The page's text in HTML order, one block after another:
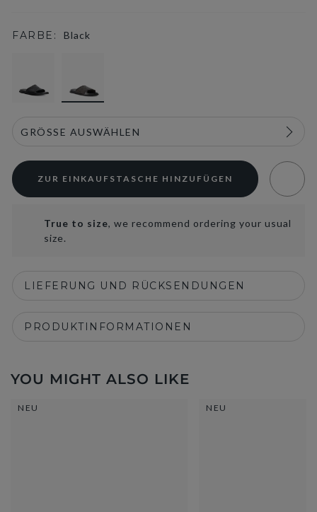
FARBE: Black
ZUR EINKAUFSTASCHE HINZUFÜGEN
True to size, we recommend ordering your usual
size.
LIEFERUNG UND RÜCKSENDUNGEN
PRODUKTINFORMATIONEN
YOU MIGHT ALSO LIKE
NEU NEU